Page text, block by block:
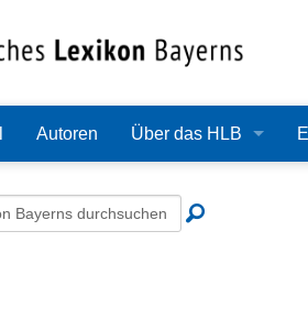
Autoren Über das HLB
Redaktion